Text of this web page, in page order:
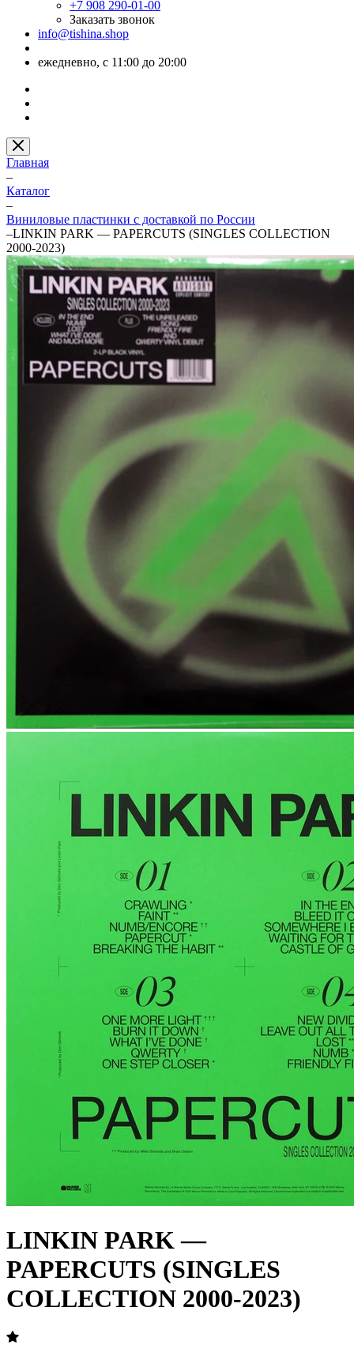
+7 908 290-01-00
Заказать звонок
info@tishina.shop
ежедневно, с 11:00 до 20:00
Главная
–
Каталог
–
Виниловые пластинки с доставкой по России
–LINKIN PARK — PAPERCUTS (SINGLES COLLECTION
2000-2023)
LINKIN PARK —
PAPERCUTS (SINGLES
COLLECTION 2000-2023)